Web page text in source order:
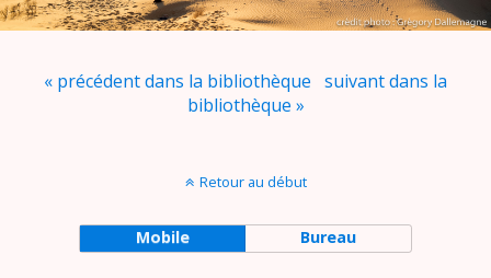
« précédent dans la bibliothèque suivant dans la
bibliothèque »
Retour au début
Mobile Bureau